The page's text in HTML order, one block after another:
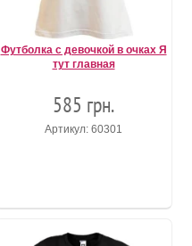
Футболка с девочкой в очках Я
тут главная
585 грн.
Артикул: 60301